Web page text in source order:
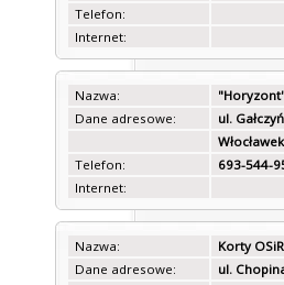
Telefon:
Internet:
Nazwa:
Dane adresowe:
ul.
Włocławek
Telefon:
693-544-
Internet:
Nazwa:
Korty
Dane adresowe:
ul.